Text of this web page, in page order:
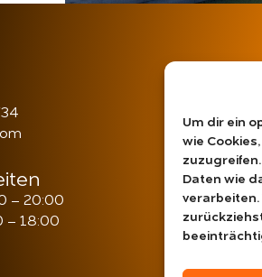
Um dir ein
wie
Daten wie
– 20:00
– 18:00